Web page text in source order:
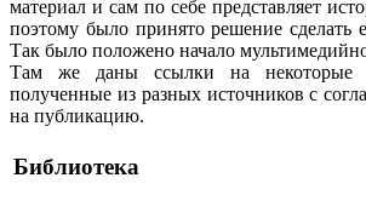
материал и сам по себе представляет
поэтому было принято решение сделать
Так было положено начало
Там же даны ссылки на некоторые
полученные из разных источников с
на публикацию.
Библиотека